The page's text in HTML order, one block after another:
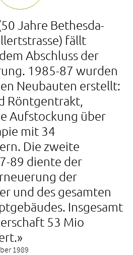
Jahre Bethesda-
fällt
Abschluss der
1985-87 wurden
Neubauten erstellt:
Röntgentrakt,
Aufstockung über
mit 34
Die zweite
89 diente der
der
und des gesamten
Insgesamt
53 Mio
1989